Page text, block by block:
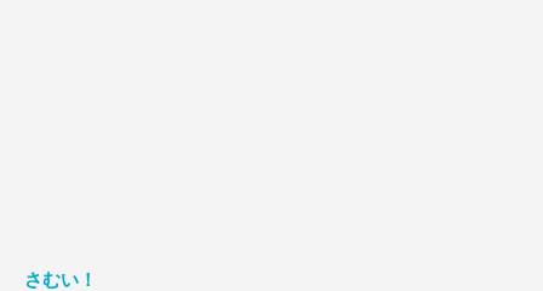
さむい！